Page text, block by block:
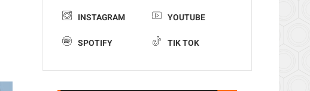
INSTAGRAM YOUTUBE
SPOTIFY TIK TOK